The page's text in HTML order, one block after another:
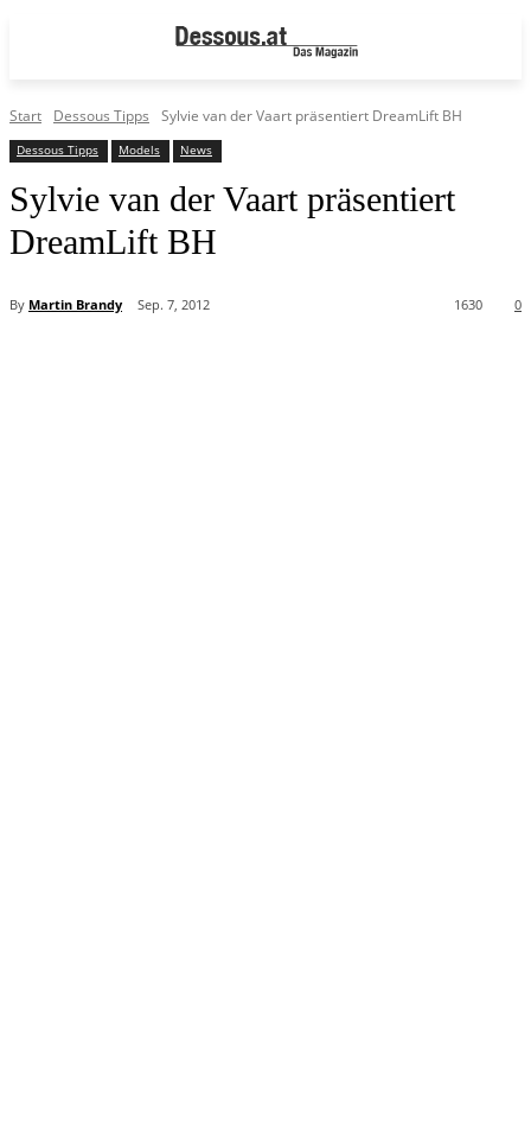
Start Dessous Tipps Sylvie van der Vaart präsentiert DreamLift BH
Dessous Tipps Models News
Sylvie van der Vaart präsentiert
DreamLift BH
By Martin Brandy Sep. 7, 2012 0
1630